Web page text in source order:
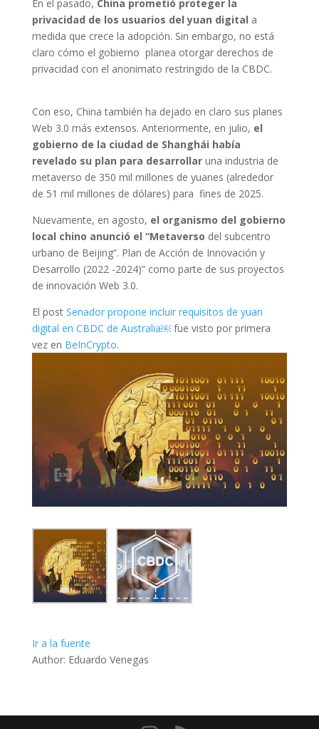
En el pasado, China prometió proteger la
privacidad de los usuarios del yuan digital a
medida que crece la adopción. Sin embargo, no está
claro cómo el gobierno planea otorgar derechos de
privacidad con el anonimato restringido de la CBDC.
Con eso, China también ha dejado en claro sus planes
Web 3.0 más extensos. Anteriormente, en julio, el
gobierno de la ciudad de Shanghái había
revelado su plan para desarrollaruna industria de
metaverso de 350 mil millones de yuanes (alrededor
de 51 mil millones de dólares) para fines de 2025.
Nuevamente, en agosto, el organismo del gobierno
local chino anunció el “Metaverso del subcentro
urbano de Beijing”. Plan de Acción de Innovación y
Desarrollo (2022 -2024)” como parte de sus proyectos
de innovación Web 3.0.
El post Senador propone incluir requisitos de yuan
digital en CBDC de Australia￼fue visto por primera
vez en BeInCrypto.
Ir a la fuente
Author: Eduardo Venegas